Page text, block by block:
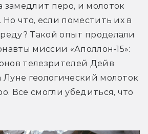
замедлит перо, и молоток
Но что, если поместить их в
Такой опыт проделали
миссии «Аполлон-15»:
телезрителей Дейв
Луне геологический молоток
Все смогли убедиться, что